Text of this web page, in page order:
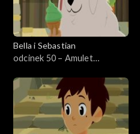
Bella i Sebastian
odcinek 50 – Amulet